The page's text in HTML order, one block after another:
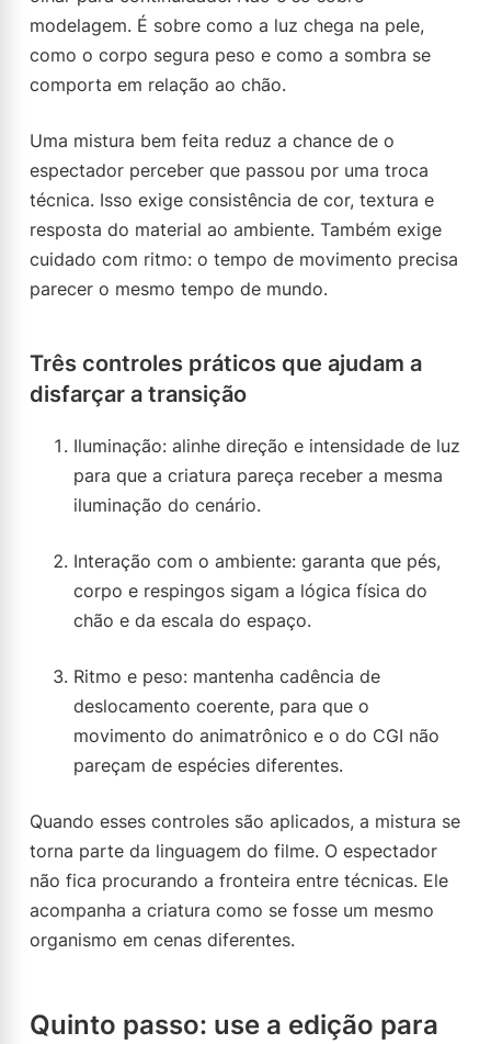
modelagem. É sobre como a luz chega na pele,
como o corpo segura peso e como a sombra se
comporta em relação ao chão.
Uma mistura bem feita reduz a chance de o
espectador perceber que passou por uma troca
técnica. Isso exige consistência de cor, textura e
resposta do material ao ambiente. Também exige
cuidado com ritmo: o tempo de movimento precisa
parecer o mesmo tempo de mundo.
Três controles práticos que ajudam a
disfarçar a transição
Iluminação: alinhe direção e intensidade de luz
para que a criatura pareça receber a mesma
iluminação do cenário.
Interação com o ambiente: garanta que pés,
corpo e respingos sigam a lógica física do
chão e da escala do espaço.
Ritmo e peso: mantenha cadência de
deslocamento coerente, para que o
movimento do animatrônico e o do CGI não
pareçam de espécies diferentes.
Quando esses controles são aplicados, a mistura se
torna parte da linguagem do filme. O espectador
não fica procurando a fronteira entre técnicas. Ele
acompanha a criatura como se fosse um mesmo
organismo em cenas diferentes.
Quinto passo: use a edição para